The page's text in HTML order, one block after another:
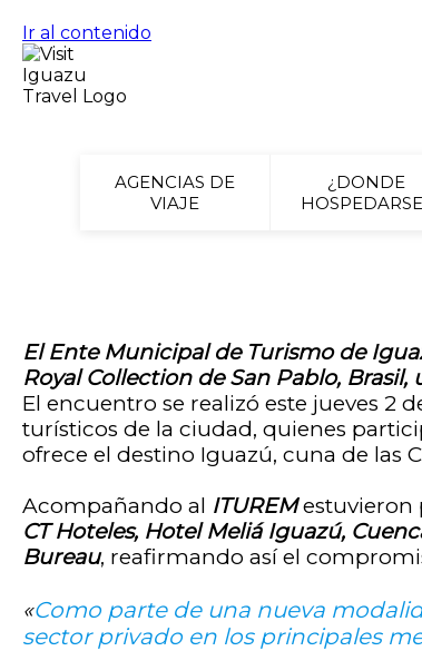
Ir al contenido
AGENCIAS DE
VIAJE
¿DONDE
El Ente Municipal de Turismo de
Royal Collection de San Pablo,
El encuentro se realizó este jueves 2
turísticos de la ciudad, quienes
ofrece el destino Iguazú, cuna de las
Acompañando al ITUREMestuvieron
CT Hoteles, Hotel Meliá Iguazú,
Bureau, reafirmando así el
«Como parte de una nueva
sector privado en los principales